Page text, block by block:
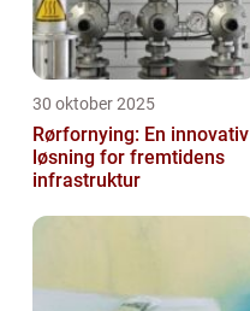
30 oktober 2025
Rørfornying: En innovativ
løsning for fremtidens
infrastruktur